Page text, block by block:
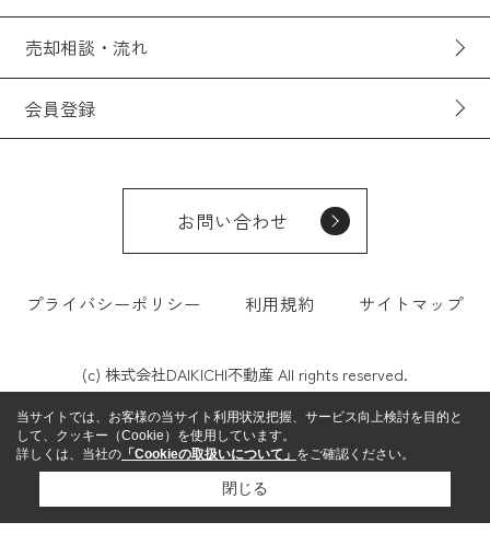
売却相談・流れ
会員登録
お問い合わせ
プライバシーポリシー 利用規約 サイトマップ
(c) 株式会社DAIKICHI不動産 All rights reserved.
当サイトでは、お客様の当サイト利用状況把握、サービス向上検討を目的と
して、クッキー（Cookie）を使用しています。
詳しくは、当社の 「Cookieの取扱いについて」 をご確認ください。
閉じる